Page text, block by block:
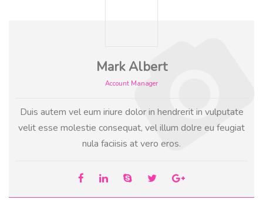
Mark Albert
Account Manager
Duis autem vel eum iriure dolor in hendrerit in vulputate
velit esse molestie consequat, vel illum dolre eu feugiat
nula faciisis at vero eros.